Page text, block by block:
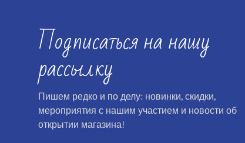
Подписаться на нашу
рассылку
Пишем редко и по делу: новинки, скидки,
мероприятия с нашим участием и новости об
открытии магазина!